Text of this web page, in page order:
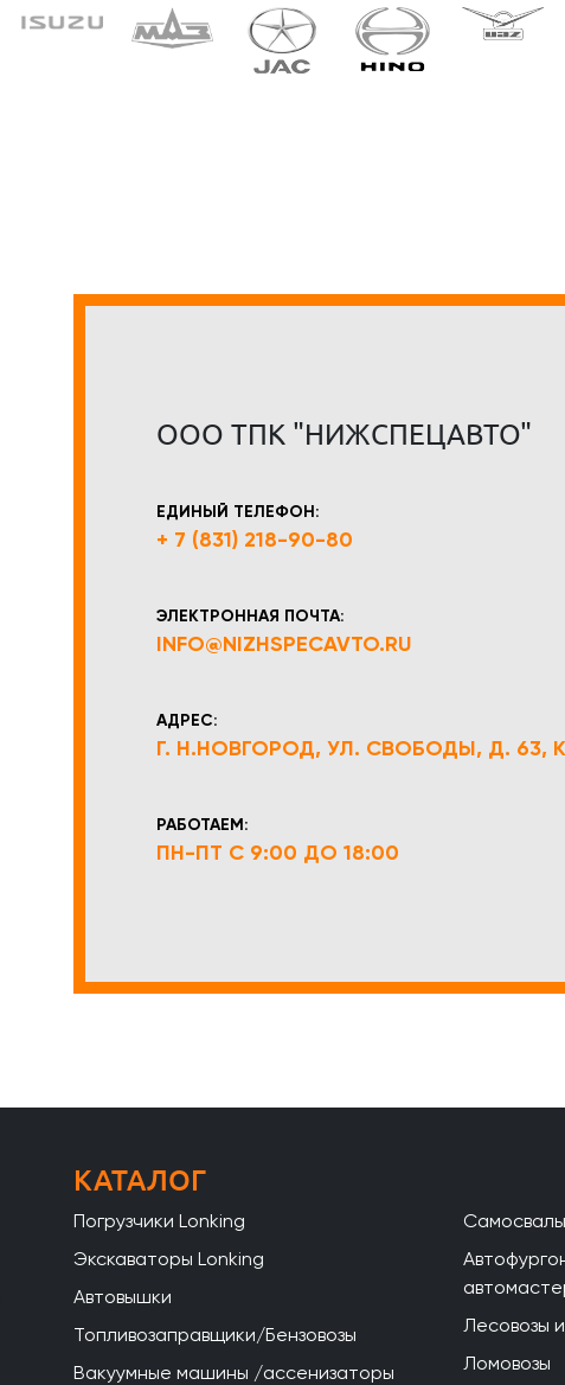
ООО ТПК "НИЖСПЕЦАВТО"
ЕДИНЫЙ ТЕЛЕФОН:
+ 7 (831) 218-90-80
ЭЛЕКТРОННАЯ ПОЧТА:
INFO@NIZHSPECAVTO.RU
АДРЕС:
Г. Н.НОВГОРОД, УЛ. СВОБОДЫ, Д. 63,
РАБОТАЕМ:
ПН-ПТ С 9:00 ДО 18:00
КАТАЛОГ
Погрузчики Lonking
Экскаваторы Lonking
Автовышки
Топливозаправщики/Бензовозы
Вакуумные машины /ассенизаторы
Самосвалы
Автофургоны DongFeng,
Лесовозы
Ломовозы